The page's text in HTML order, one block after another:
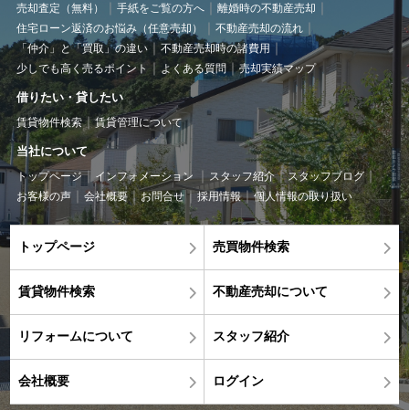
売却査定（無料） 手紙をご覧の方へ
離婚時の不動産売却
住宅ローン返済のお悩み（任意売却）
不動産売却の流れ
「仲介」と「買取」の違い
不動産売却時の諸費用
少しでも高く売るポイント
よくある質問 売却実績マップ
借りたい・貸したい
賃貸物件検索 賃貸管理について
当社について
トップページ インフォメーション スタッフ紹介
スタッフブログ
お客様の声
会社概要 お問合せ 採用情報 個人情報の取り扱い
トップページ 売買物件検索
賃貸物件検索 不動産売却について
リフォームについて スタッフ紹介
会社概要 ログイン